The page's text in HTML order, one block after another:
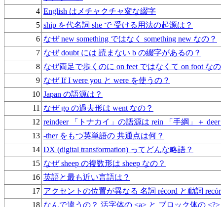
4 English はメチャクチャ変な綴字
5 ship を代名詞 she で 受ける用法の起源は？
6 なぜ new something ではなく something new なの？
7 なぜ doubt には 読まない b の綴字があるの？
8 なぜ両足で歩くのに on feet ではなくて on foot な
9 なぜ If I were you と were を使うの？
10 Japan の語源は？
11
なぜ go の過去形は went なの？
12 reindeer 「トナカイ」の語源は rein 「手綱」＋
13 -ther をもつ英単語の 共通点は何？
14 DX (digital transformation) ってどんな略語？
15 なぜ sheep の複数形は sheep なの？
16 英語と最も近い言語は？
17 アクセントの位置が異なる 名詞 récord と動詞
18 なんで違うの？ 活字体の <a> と ブロック体の <?>